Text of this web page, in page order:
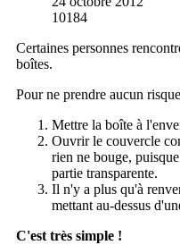
10184
Certaines personnes
boîtes.
Pour ne prendre aucun
Mettre la boîte à
Ouvrir le couvercle
rien ne bouge,
partie transparente.
Il n'y a plus qu'à
mettant au-dessus
C'est très simple !